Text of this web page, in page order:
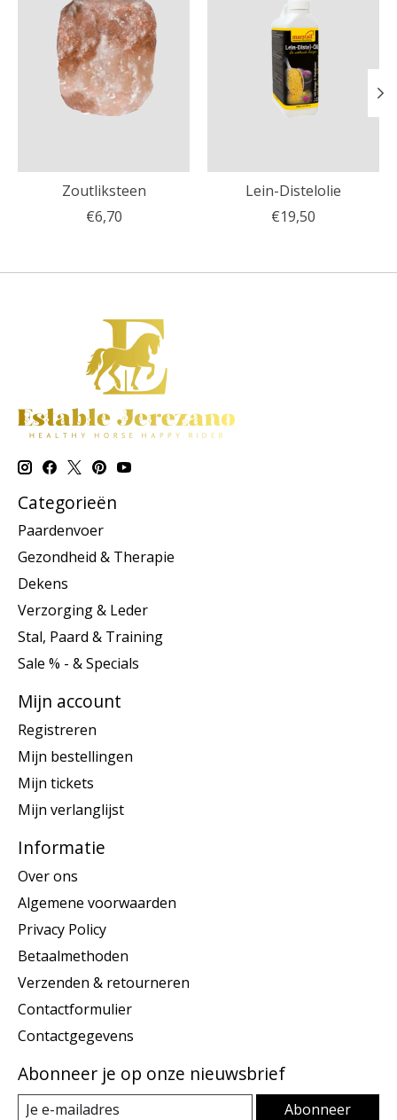
Zoutliksteen
€6,70
Lein-Distelolie
€19,50
Categorieën
Paardenvoer
Gezondheid & Therapie
Dekens
Verzorging & Leder
Stal, Paard & Training
Sale % - & Specials
Mijn account
Registreren
Mijn bestellingen
Mijn tickets
Mijn verlanglijst
Informatie
Over ons
Algemene voorwaarden
Privacy Policy
Betaalmethoden
Verzenden & retourneren
Contactformulier
Contactgegevens
Abonneer je op onze nieuwsbrief
Abonneer